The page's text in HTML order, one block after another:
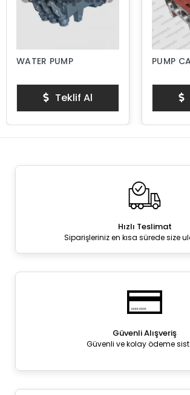
WATER PUMP
Teklif Al
PUMP
Hızlı Teslimat
Siparişleriniz en kısa sürede size
Güvenli Alışveriş
Güvenli ve kolay ödeme